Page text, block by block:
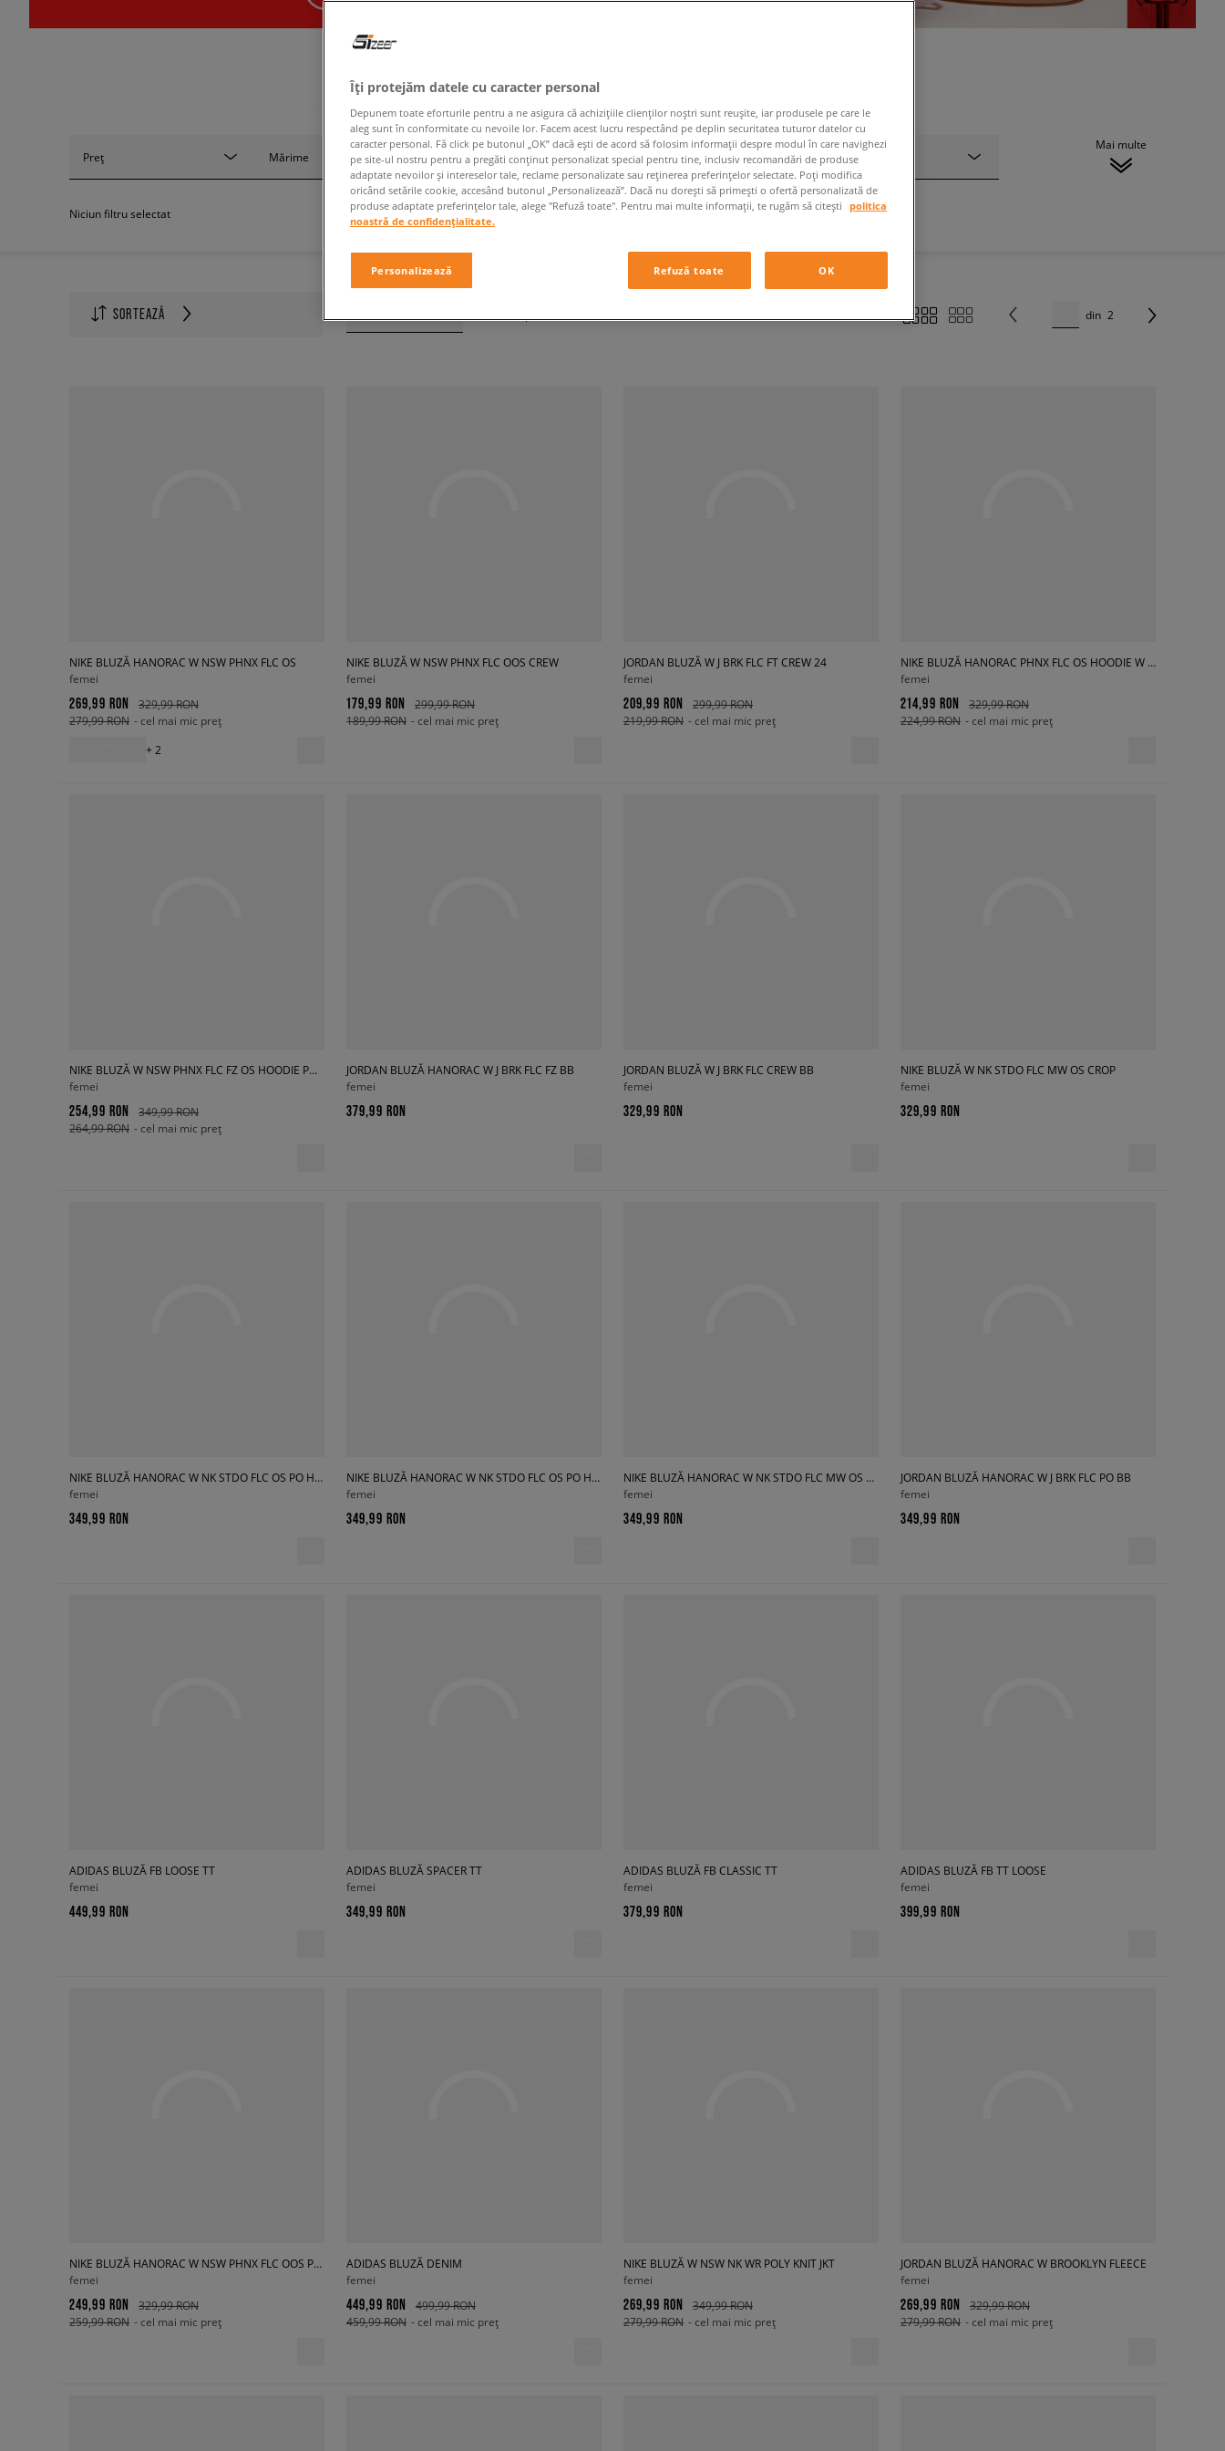
BLUZE DAME
SORTEAZĂ din 2
Preț Mărime Formă Brand Material
Mai multe
Niciun filtru selectat
NIKE BLUZĂ HANORAC W NSW PHNX FLC OS
femei
269,99 RON
329,99 RON
279,99 RON - cel mai mic preț
+ 2
NIKE BLUZĂ W NSW PHNX FLC OOS CREW
femei
179,99 RON
299,99 RON
189,99 RON - cel mai mic preț
JORDAN BLUZĂ W J BRK FLC FT CREW 24
femei
209,99 RON
299,99 RON
219,99 RON - cel mai mic preț
NIKE BLUZĂ HANORAC PHNX FLC OS HOODIE W NSW
femei
214,99 RON
329,99 RON
224,99 RON - cel mai mic preț
NIKE BLUZĂ W NSW PHNX FLC FZ OS HOODIE PHOENIX
femei
254,99 RON
349,99 RON
264,99 RON - cel mai mic preț
JORDAN BLUZĂ HANORAC W J BRK FLC FZ BB
femei
379,99 RON
JORDAN BLUZĂ W J BRK FLC CREW BB
femei
329,99 RON
NIKE BLUZĂ W NK STDO FLC MW OS CROP
femei
329,99 RON
NIKE BLUZĂ HANORAC W NK STDO FLC OS PO HDY
femei
349,99 RON
NIKE BLUZĂ HANORAC W NK STDO FLC OS PO HDY
femei
349,99 RON
NIKE BLUZĂ HANORAC W NK STDO FLC MW OS PO HDY
femei
349,99 RON
JORDAN BLUZĂ HANORAC W J BRK FLC PO BB
femei
349,99 RON
ADIDAS BLUZĂ FB LOOSE TT
femei
449,99 RON
ADIDAS BLUZĂ SPACER TT
femei
349,99 RON
ADIDAS BLUZĂ FB CLASSIC TT
femei
379,99 RON
ADIDAS BLUZĂ FB TT LOOSE
femei
399,99 RON
NIKE BLUZĂ HANORAC W NSW PHNX FLC OOS PO HOODIE
femei
249,99 RON
329,99 RON
259,99 RON - cel mai mic preț
ADIDAS BLUZĂ DENIM
femei
449,99 RON
499,99 RON
459,99 RON - cel mai mic preț
NIKE BLUZĂ W NSW NK WR POLY KNIT JKT
femei
269,99 RON
349,99 RON
279,99 RON - cel mai mic preț
JORDAN BLUZĂ HANORAC W BROOKLYN FLEECE
femei
269,99 RON
329,99 RON
279,99 RON - cel mai mic preț
Îți protejăm datele cu caracter personal
Depunem toate eforturile pentru a ne asigura că achizițiile clienților noștri sunt reușite, iar produsele pe care le
aleg sunt în conformitate cu nevoile lor. Facem acest lucru respectând pe deplin securitatea tuturor datelor cu
caracter personal. Fă click pe butonul „OK” dacă ești de acord să folosim informații despre modul în care navighezi
pe site-ul nostru pentru a pregăti conținut personalizat special pentru tine, inclusiv recomandări de produse
adaptate nevoilor și intereselor tale, reclame personalizate sau reținerea preferințelor selectate. Poți modifica
oricând setările cookie, accesând butonul „Personalizează”. Dacă nu dorești să primești o ofertă personalizată de
produse adaptate preferințelor tale, alege "Refuză toate". Pentru mai multe informații, te rugăm să citești politica
noastră de confidențialitate.
Personalizează Refuză toate OK